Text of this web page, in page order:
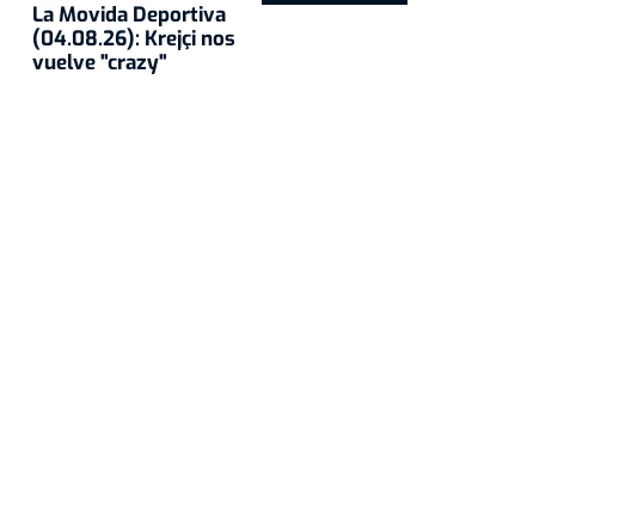
La Movida Deportiva
(04.08.26): Krejçi nos
vuelve "crazy"